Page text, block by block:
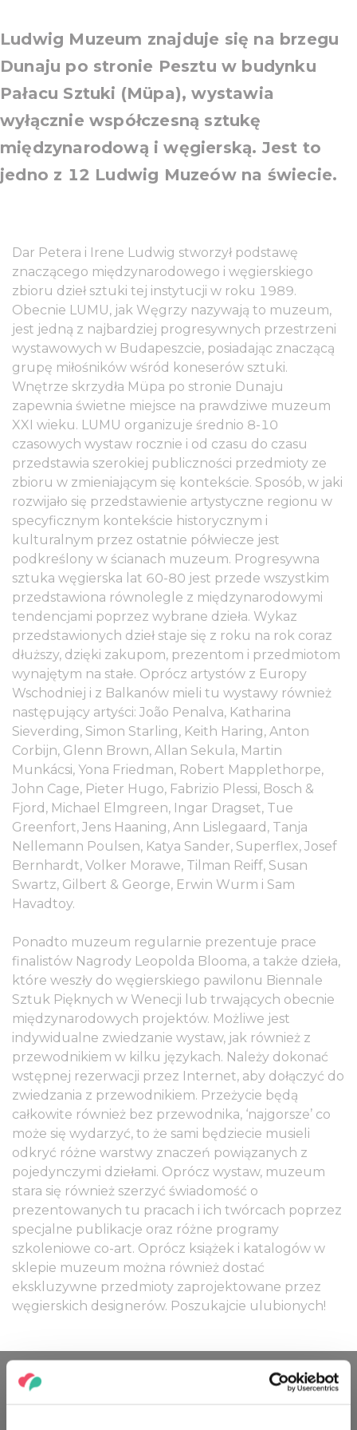
Ludwig Muzeum znajduje się na brzegu
Dunaju po stronie Pesztu w budynku
Pałacu Sztuki (Müpa), wystawia
wyłącznie współczesną sztukę
międzynarodową i węgierską. Jest to
jedno z 12 Ludwig Muzeów na świecie.
Dar Petera i Irene Ludwig stworzył podstawę
znaczącego międzynarodowego i węgierskiego
zbioru dzieł sztuki tej instytucji w roku 1989.
Obecnie LUMU, jak Węgrzy nazywają to muzeum,
jest jedną z najbardziej progresywnych przestrzeni
wystawowych w Budapeszcie, posiadając znaczącą
grupę miłośników wśród koneserów sztuki.
Wnętrze skrzydła Müpa po stronie Dunaju
zapewnia świetne miejsce na prawdziwe muzeum
XXI wieku. LUMU organizuje średnio 8-10
czasowych wystaw rocznie i od czasu do czasu
przedstawia szerokiej publiczności przedmioty ze
zbioru w zmieniającym się kontekście. Sposób, w jaki
rozwijało się przedstawienie artystyczne regionu w
specyficznym kontekście historycznym i
kulturalnym przez ostatnie półwiecze jest
podkreślony w ścianach muzeum. Progresywna
sztuka węgierska lat 60-80 jest przede wszystkim
przedstawiona równolegle z międzynarodowymi
tendencjami poprzez wybrane dzieła. Wykaz
przedstawionych dzieł staje się z roku na rok coraz
dłuższy, dzięki zakupom, prezentom i przedmiotom
wynajętym na stałe. Oprócz artystów z Europy
Wschodniej i z Balkanów mieli tu wystawy również
następujący artyści: João Penalva, Katharina
Sieverding, Simon Starling, Keith Haring, Anton
Corbijn, Glenn Brown, Allan Sekula, Martin
Munkácsi, Yona Friedman, Robert Mapplethorpe,
John Cage, Pieter Hugo, Fabrizio Plessi, Bosch &
Fjord, Michael Elmgreen, Ingar Dragset, Tue
Greenfort, Jens Haaning, Ann Lislegaard, Tanja
Nellemann Poulsen, Katya Sander, Superflex, Josef
Bernhardt, Volker Morawe, Tilman Reiff, Susan
Swartz, Gilbert & George, Erwin Wurm i Sam
Havadtoy.
Ponadto muzeum regularnie prezentuje prace
finalistów Nagrody Leopolda Blooma, a także dzieła,
które weszły do węgierskiego pawilonu Biennale
Sztuk Pięknych w Wenecji lub trwających obecnie
międzynarodowych projektów. Możliwe jest
indywidualne zwiedzanie wystaw, jak również z
przewodnikiem w kilku językach. Należy dokonać
wstępnej rezerwacji przez Internet, aby dołączyć do
zwiedzania z przewodnikiem. Przeżycie będą
całkowite również bez przewodnika, ‘najgorsze’ co
może się wydarzyć, to że sami będziecie musieli
odkryć różne warstwy znaczeń powiązanych z
pojedynczymi dziełami. Oprócz wystaw, muzeum
stara się również szerzyć świadomość o
prezentowanych tu pracach i ich twórcach poprzez
specjalne publikacje oraz różne programy
szkoleniowe co-art. Oprócz książek i katalogów w
sklepie muzeum można również dostać
ekskluzywne przedmioty zaprojektowane przez
węgierskich designerów. Poszukajcie ulubionych!